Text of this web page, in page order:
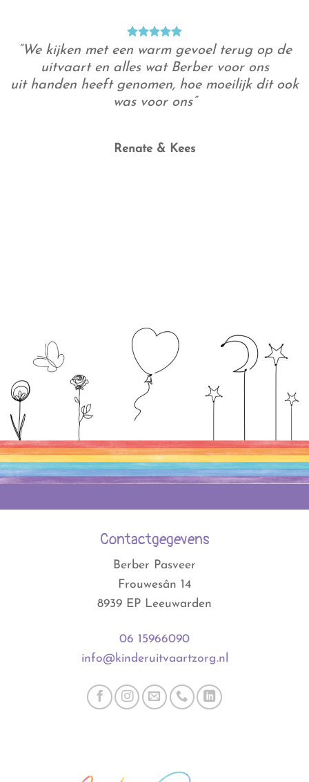
“We kijken met een warm gevoel terug op de
uitvaart en alles wat Berber voor ons
uit handen heeft genomen, hoe moeilijk dit ook
was voor ons”
Renate & Kees
Contactgegevens
Berber Pasveer
Frouwesân 14
8939 EP Leeuwarden
06 15966090
info@kinderuitvaartzorg.nl